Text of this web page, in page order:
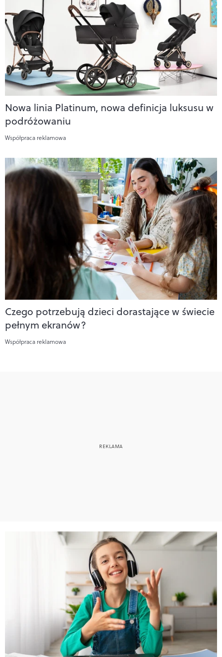
Nowa linia Platinum, nowa definicja luksusu w
podróżowaniu
Współpraca reklamowa
Czego potrzebują dzieci dorastające w świecie
pełnym ekranów?
Współpraca reklamowa